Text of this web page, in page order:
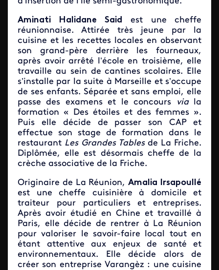
Aminati Halidane Said est une
cheffe
réunionnaise. Attirée très jeune par la
cuisine et les recettes locales en observant
son grand-père derrière les fourneaux,
après avoir arrêté l’école en troisième, elle
travaille au sein de cantines scolaires. Elle
s’installe par la suite à Marseille et s’occupe
de ses enfants. Séparée et sans emploi, elle
passe des examens et le concours
viala
formation « Des étoiles et des femmes ».
Puis elle décide de passer son CAP et
effectue son stage de formation dans le
restaurant Les Grandes Tablesde La Friche.
Diplômée, elle est désormais cheffe de la
crèche associative de la Friche.
Originaire de La Réunion,Amalia Irsapoullé
est une cheffe cuisinière à domicile et
traiteur pour particuliers et entreprises.
Après avoir étudié en Chine et travaillé à
Paris, elle décide de rentrer à La Réunion
pour valoriser le savoir-faire local tout en
étant attentive aux enjeux de santé et
environnementaux. Elle décide alors de
créer son entreprise Varangèz : une cuisine